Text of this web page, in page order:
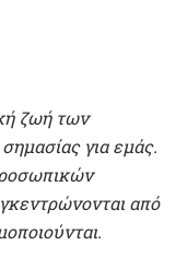
ζωή των
για εμάς.
από